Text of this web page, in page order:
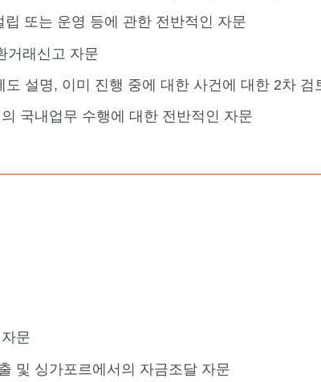
또는 운영 등에 관한 전반적인 자문
거래신고 자문
설명, 이미 진행 중에 대한 사건에 대한 2차
국내업무 수행에 대한 전반적인 자문
문
및 싱가포르에서의 자금조달 자문